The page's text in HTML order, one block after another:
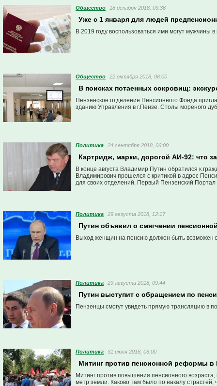
Общество 18 декабря 2018, 09:36
Уже с 1 января для людей
В 2019 году воспользоваться ими могут мужчины
Общество 22 октября 2018, 06:00
В поисках потаенных сокровищ:
Пензенское отделение Пенсионного Фонда
зданию Управления в г.Пензе. Столы мореного
Политика 24 сентября 2018, 06:00
Картридж, марки, дорогой АИ-92: что
В конце августа Владимир Путин обратился к
Владимирович прошелся с критикой в адрес
для своих отделений. Первый Пензенский
Политика 29 августа 2018, 12:17
Путин объявил о смягчении
Выход женщин на пенсию должен быть возможен в
Политика 29 августа 2018, 09:44
Путин выступит с обращением по
Пензенцы смогут увидеть прямую трансляцию в
Политика 31 июля 2018, 06:00
Митинг против пенсионной реформы
Митинг против повышения пенсионного
метр земли. Каково там было по накалу